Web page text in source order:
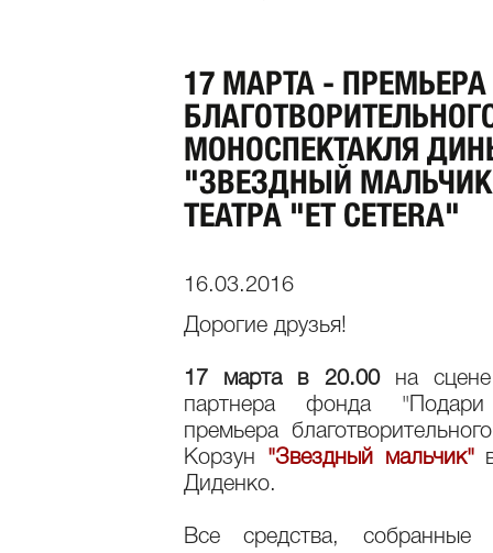
17 МАРТА - ПРЕМЬЕРА
МОНОСПЕКТАКЛЯ
"ЗВЕЗДНЫЙ
ТЕАТРА "ET CETERA"
16.03.2016
Дорогие друзья!
17 марта в 20.00 на
партнера фонда
премьера
Корзун "Звездный мальчик"
Диденко.
Все средства, собранные